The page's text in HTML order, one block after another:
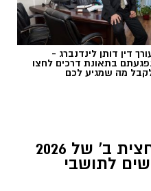
דין דותן לינדנברג -
בתאונת דרכים לחצו
מה שמגיע לכם
מהות פותחת את מחצית ב' של 2026
לתושבי